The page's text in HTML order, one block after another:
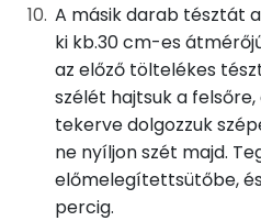
Cink
Szelén
Kálcium
Vas
A másik darab tésztát
ki kb.30 cm-es
az előző töltelékes
szélét hajtsuk a
tekerve dolgozzuk
ne nyíljon szét majd.
előmelegítettsütőbe,
percig.